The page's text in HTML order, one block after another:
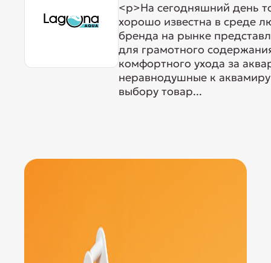
<p>На сегодняшний день
хорошо известна в среде
бренда на рынке
для грамотного
комфортного ухода за
неравнодушные к
выбору товар...